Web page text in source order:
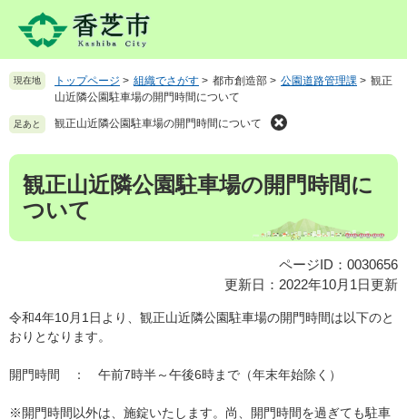
先
。
を
て
現在地 トップページ > 組織でさがす > 都市創造部 > 公園道路管理課 > 観正
山近隣公園駐車場の開門時間について
足あと 観正山近隣公園駐車場の開門時間について
本
観正山近隣公園駐車場の開門時間に
ついて
ページID：0030656
更新日：2022年10月1日更新
令和4年10月1日より、観正山近隣公園駐車場の開門時間は以下のと
おりとなります。
開門時間 ： 午前7時半～午後6時まで（年末年始除く）
※開門時間以外は、施錠いたします。尚、開門時間を過ぎても駐車